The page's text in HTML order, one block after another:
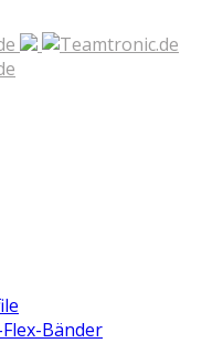
Bänder